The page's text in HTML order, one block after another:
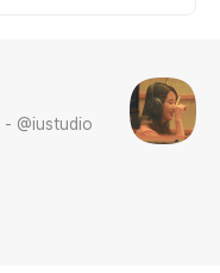
- @iustudio